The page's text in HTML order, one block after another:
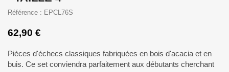
Référence : EPCL76S
62,90 €
Pièces d'échecs classiques fabriquées en bois d'acacia et en
buis. Ce set conviendra parfaitement aux débutants cherchant